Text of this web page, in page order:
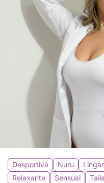
Desportiva Nuru
Relaxante
Sensual